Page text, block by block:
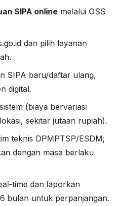
SIPA online melalui OSS
dan pilih layanan
SIPA baru/daftar ulang,
digital.
(biaya bervariasi
sekitar jutaan rupiah).
teknis DPMPTSP/ESDM;
dengan masa berlaku
time dan laporkan
bulan untuk perpanjangan.